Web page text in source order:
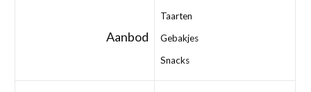
Aanbod
Taarten
Gebakjes
Snacks